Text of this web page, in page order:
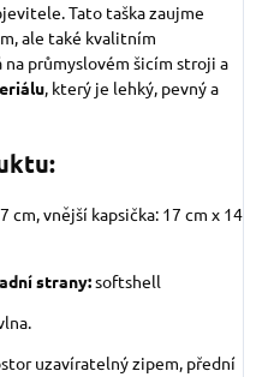
Tato taška zaujme
ale také kvalitním
průmyslovém šicím stroji a
, který je lehký, pevný a
cm, vnější kapsička: 17 cm x 14
strany:softshell
uzavíratelný zipem, přední